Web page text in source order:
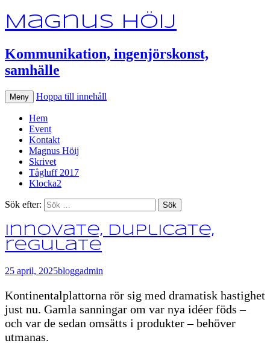
Magnus Höij
Kommunikation, ingenjörskonst,
samhälle
Meny Hoppa till innehåll
Hem
Event
Kontakt
Magnus Höij
Skrivet
Tågluff 2017
Klocka2
Sök efter:
Innovate, duplicate,
regulate
25 april, 2025bloggadmin
Kontinentalplattorna rör sig med dramatisk hastighet
just nu. Gamla sanningar om var nya idéer föds –
och var de sedan omsätts i produkter – behöver
utmanas.